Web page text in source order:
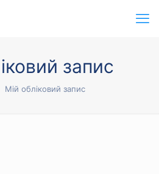
запис
Мій обліковий запис